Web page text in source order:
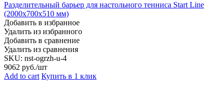
Разделительный барьер для настольного тенниса Start Line
(2000х700х510 мм)
Добавить в избранное
Удалить из избранного
Добавить в сравнение
Удалить из сравнения
SKU: nst-ogrzh-u-4
9062 руб./шт
Add to cart Купить в 1 клик